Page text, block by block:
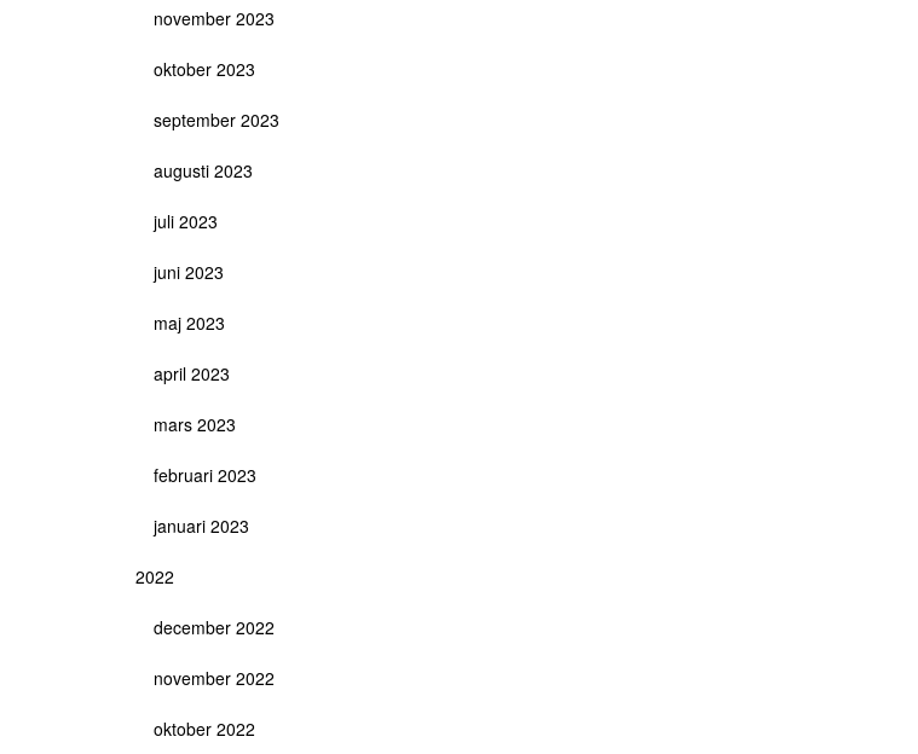
november 2023
oktober 2023
september 2023
augusti 2023
juli 2023
juni 2023
maj 2023
april 2023
mars 2023
februari 2023
januari 2023
2022
december 2022
november 2022
oktober 2022